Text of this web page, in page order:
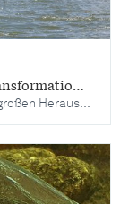
SYNERGETICS – Synergies for Green Transformation of Inland and Coastal Shipping
Die Binnen- und Küstenschifffahrt steht vor großen Herausforderungen im Hinblick auf eine deutliche Reduzierung der Treibhausgas- und Luftschadstoffemissionen, die sich aus den Anforderungen des europäischen Green Deal und der Taxonomieverordnung ergeben, sowie der Tatsache, dass eine verbesserte Umweltleistung für den Sektor immer wichtiger wird, um wettbewerbsfähig zu bleiben. SYNERGETICS (Synergies for Green Transformation of Inland and Coastal Shipping) ist eine Horizon Europe Innovation Action, ein besonders anwendungsnahes Verbundprojekt, das sich mit den Möglichkeiten der Emissionsreduktion in der Binnen- und Küstenschifffahrt durch Nachrüstungslösungen befasst.